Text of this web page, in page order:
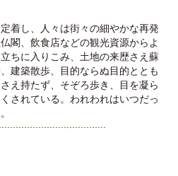
着し、人々は街々の細やかな再発
閣、飲食店などの観光資源からよ
ちに入りこみ、土地の来歴さえ蘇
建築散歩、目的ならぬ目的ととも
え持たず、そぞろ歩き、目を凝ら
されている。われわれはいつだっ